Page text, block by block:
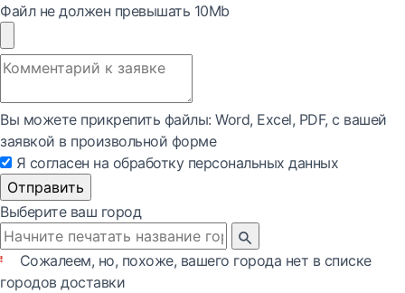
Файл не должен превышать 10Mb
Вы можете прикрепить файлы: Word, Exсel, PDF, с вашей
заявкой в произвольной форме
Я согласен на обработку персональных данных
Отправить
Выберите ваш город
Сожалеем, но, похоже, вашего города нет в списке
городов доставки